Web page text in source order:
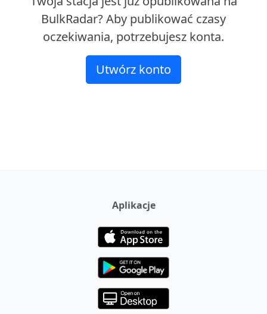
BulkRadar? Aby publikować czasy
oczekiwania, potrzebujesz konta.
Utwórz konto
Aplikacje